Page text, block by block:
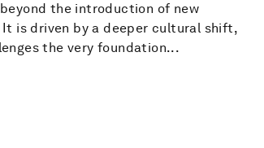
the introduction of new
is driven by a deeper cultural shift,
the very foundation...